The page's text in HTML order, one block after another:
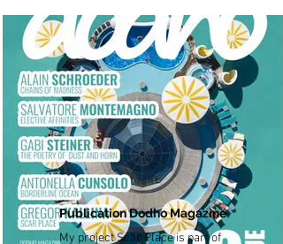
Publication Dodho Magazine
My project Scar Place is part of